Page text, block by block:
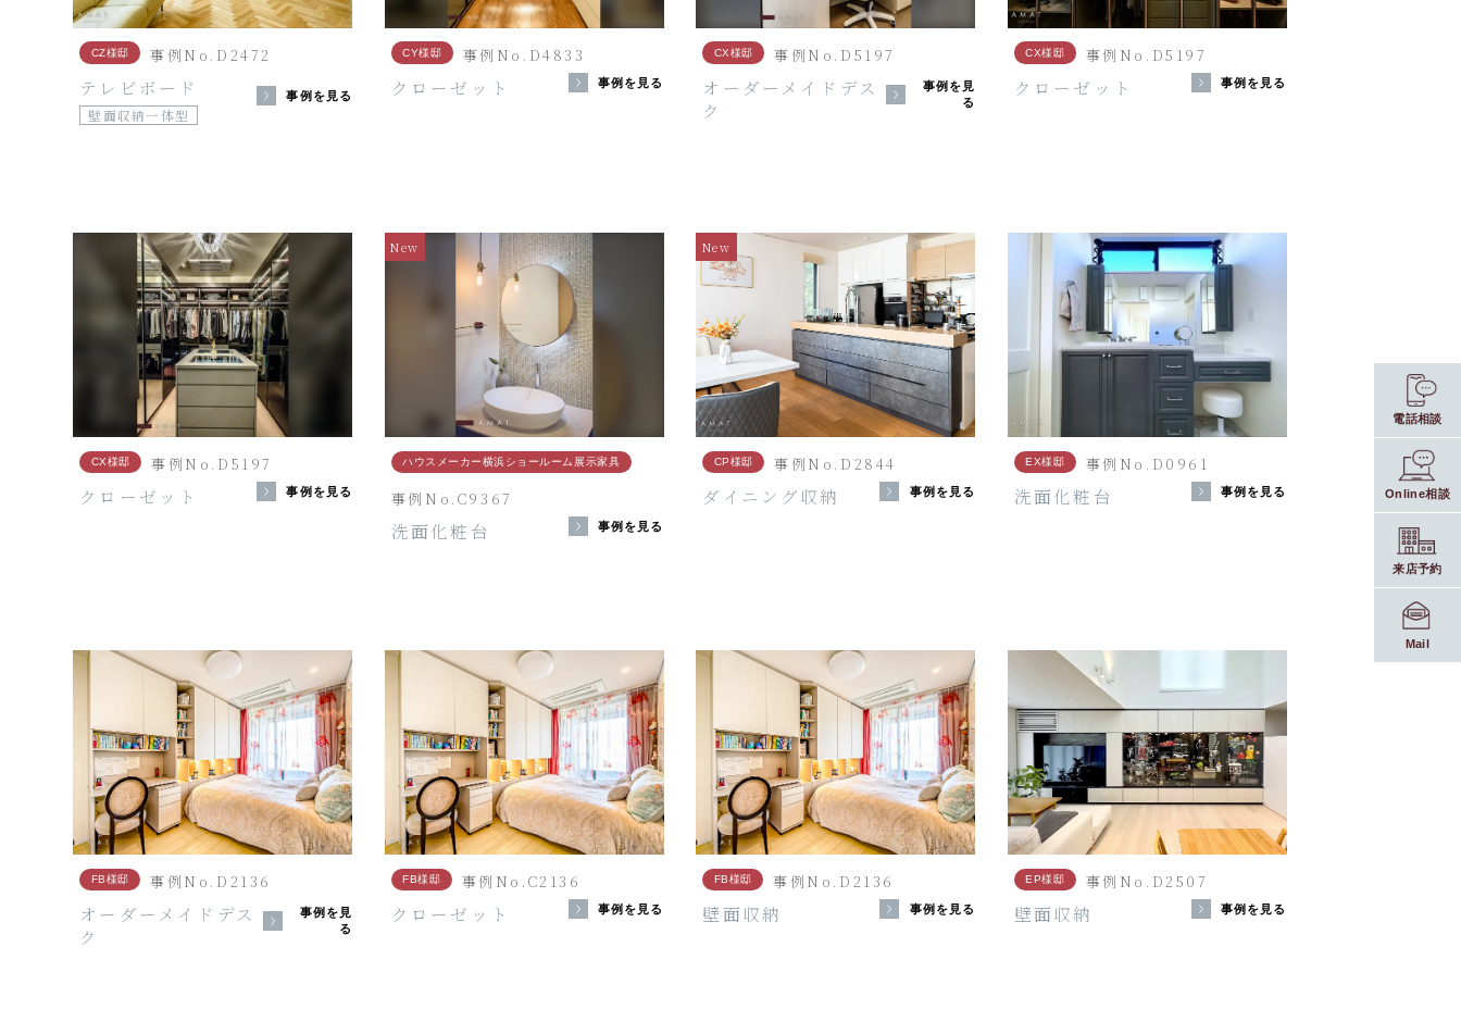
CZ様邸 事例No.D2472
テレビボード
壁面収納一体型
事例を見る
CY様邸 事例No.D4833
クローゼット 事例を見る
CX様邸 事例No.D5197
オーダーメイドデス
ク
事例を見
る
CX様邸 事例No.D5197
クローゼット 事例を見る
CX様邸 事例No.D5197
クローゼット 事例を見る
New
ハウスメーカー横浜ショールーム展示家具
事例No.C9367
洗面化粧台 事例を見る
New
CP様邸 事例No.D2844
ダイニング収納 事例を見る
EX様邸 事例No.D0961
洗面化粧台 事例を見る
FB様邸 事例No.D2136
オーダーメイドデス
ク
事例を見
る
FB様邸 事例No.C2136
クローゼット 事例を見る
FB様邸 事例No.D2136
壁面収納 事例を見る
EP様邸 事例No.D2507
壁面収納 事例を見る
電話相談
Online相談
来店予約
Mail